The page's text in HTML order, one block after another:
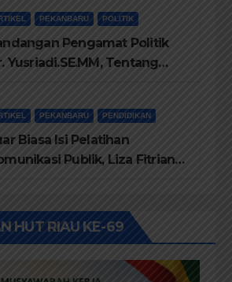
PEKANBARU POLITIK
Pengamat Politik
Yusriadi.SE.MM, Tentang
PEKANBARU PENDIDIKAN
Biasa Isi Pelatihan
Publik, Liza Fitriani
HUT RIAU KE-69